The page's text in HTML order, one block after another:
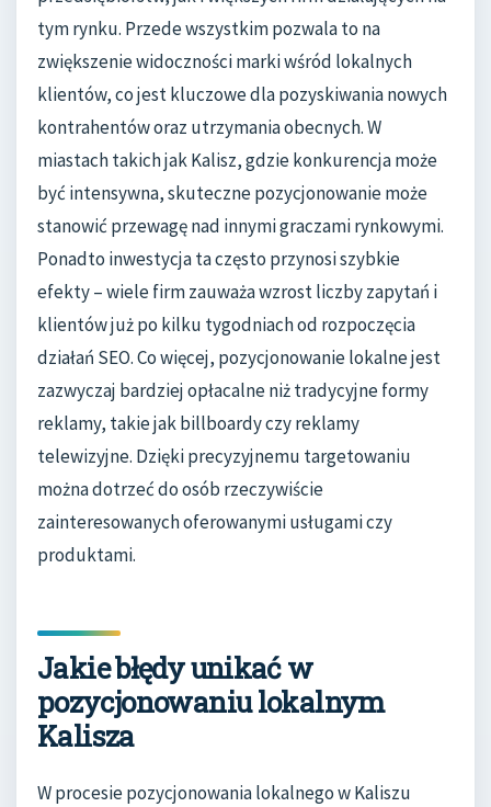
tym rynku. Przede wszystkim pozwala to na
zwiększenie widoczności marki wśród lokalnych
klientów, co jest kluczowe dla pozyskiwania nowych
kontrahentów oraz utrzymania obecnych. W
miastach takich jak Kalisz, gdzie konkurencja może
być intensywna, skuteczne pozycjonowanie może
stanowić przewagę nad innymi graczami rynkowymi.
Ponadto inwestycja ta często przynosi szybkie
efekty – wiele firm zauważa wzrost liczby zapytań i
klientów już po kilku tygodniach od rozpoczęcia
działań SEO. Co więcej, pozycjonowanie lokalne jest
zazwyczaj bardziej opłacalne niż tradycyjne formy
reklamy, takie jak billboardy czy reklamy
telewizyjne. Dzięki precyzyjnemu targetowaniu
można dotrzeć do osób rzeczywiście
zainteresowanych oferowanymi usługami czy
produktami.
Jakie błędy unikać w
pozycjonowaniu lokalnym
Kalisza
W procesie pozycjonowania lokalnego w Kaliszu